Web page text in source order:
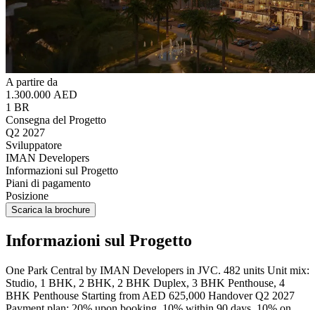
A partire da
1.300.000 AED
1 BR
Consegna del Progetto
Q2 2027
Sviluppatore
IMAN Developers
Informazioni sul Progetto
Piani di pagamento
Posizione
Scarica la brochure
Informazioni sul Progetto
One Park Central by IMAN Developers in JVC. 482 units Unit mix:
Studio, 1 BHK, 2 BHK, 2 BHK Duplex, 3 BHK Penthouse, 4
BHK Penthouse Starting from AED 625,000 Handover Q2 2027